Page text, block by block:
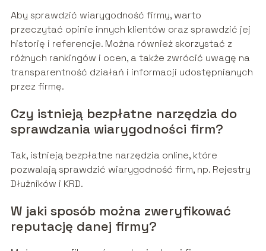
Aby sprawdzić wiarygodność firmy, warto
przeczytać opinie innych klientów oraz sprawdzić jej
historię i referencje. Można również skorzystać z
różnych rankingów i ocen, a także zwrócić uwagę na
transparentność działań i informacji udostępnianych
przez firmę.
Czy istnieją bezpłatne narzędzia do
sprawdzania wiarygodności firm?
Tak, istnieją bezpłatne narzędzia online, które
pozwalają sprawdzić wiarygodność firm, np. Rejestry
Dłużników i KRD.
W jaki sposób można zweryfikować
reputację danej firmy?